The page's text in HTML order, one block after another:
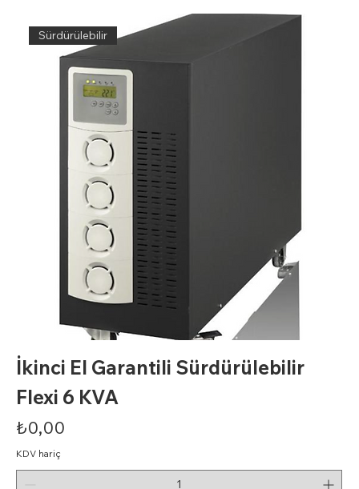
Sürdürülebilir
İkinci El Garantili Sürdürülebilir
Flexi 6 KVA
Fiyat
₺0,00
KDV hariç